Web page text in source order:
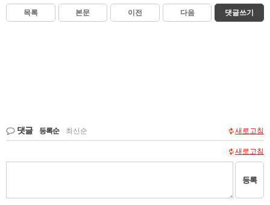
목록 본문 이전 다음 댓글쓰기
댓글 등록순 최신순 새로고침
새로고침
등록